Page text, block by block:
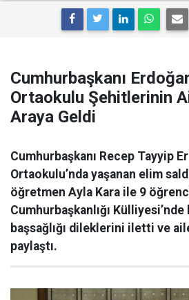
Cumhurbaşkanı
Ortaokulu Şehitlerinin
Araya Geldi
Cumhurbaşkanı Recep Tayyip
Ortaokulu’nda yaşanan elim
öğretmen Ayla Kara ile 9
Cumhurbaşkanlığı
başsağlığı dileklerini iletti ve
paylaştı.